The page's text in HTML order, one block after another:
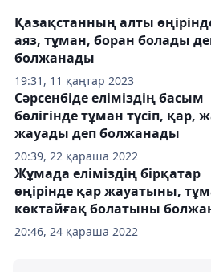
19:31, 11 қаңтар 2023
Қазақстанның алты
аяз, тұман, боран болады
болжанады
20:39, 22 қараша 2022
Сәрсенбіде еліміздің басым
бөлігінде тұман түсіп, қар,
жауады деп болжанады
20:46, 24 қараша 2022
Жұмада еліміздің бірқатар
өңірінде қар жауатыны,
көктайғақ болатыны